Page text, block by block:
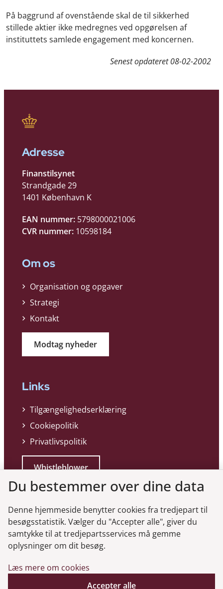
På baggrund af ovenstående skal de til sikkerhed
stillede aktier ikke medregnes ved opgørelsen af
instituttets samlede engagement med koncernen.
Senest opdateret08-02-2002
Adresse
Finanstilsynet
Strandgade 29
1401 København K
EAN nummer: 5798000021006
CVR nummer: 10598184
Om os
Organisation og opgaver
Strategi
Kontakt
Modtag nyheder
Links
Tilgængelighedserklæring
Cookiepolitik
Privatlivspolitik
Whistleblower
Genveje
Gå til virksomhedsregisteret
Gå til selskabsmeddelelser
Du bestemmer over dine data
Denne hjemmeside benytter cookies fra tredjepart til
besøgsstatistik. Vælger du "Accepter alle", giver du
samtykke til at tredjepartsservices må gemme
oplysninger om dit besøg.
Læs mere om cookies
Accepter alle